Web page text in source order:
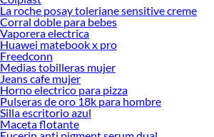
La roche posay toleriane sensitive creme
Corral doble para bebes
Vaporera electrica
Huawei matebook x pro
Freedconn
Medias tobilleras mujer
Jeans cafe mujer
Horno electrico para pizza
Pulseras de oro 18k para hombre
Silla escritorio azul
Maceta flotante